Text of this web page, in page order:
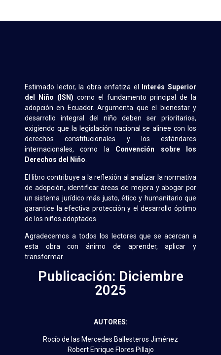
Estimado lector, la obra enfatiza el
Interés Superior
del Niño (ISN) como el fundamento principal de la
adopción en Ecuador. Argumenta que el bienestar y
desarrollo integral del niño deben ser prioritarios,
exigiendo que la legislación nacional se alinee con los
derechos constitucionales y los estándares
internacionales, como la Convención sobre los
Derechos del Niño.
El libro contribuye a la reflexión al analizar la normativa
de adopción, identificar áreas de mejora y abogar por
un sistema jurídico más justo, ético y humanitario que
garantice la efectiva protección y el desarrollo óptimo
de los niños adoptados.
Agradecemos a todos los lectores que se acercan a
esta obra con ánimo de aprender, aplicar y
transformar.
Publicación: Diciembre
2025
AUTORES:
Rocío de las Mercedes Ballesteros Jiménez
Robert Enrique Flores Pillajo